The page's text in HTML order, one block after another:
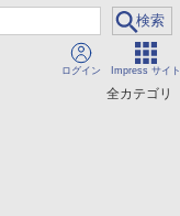
ログイン Impress サイト
全カテゴリ